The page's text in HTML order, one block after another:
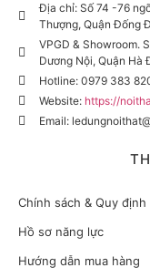
Địa chỉ: Số 74 -76
Thượng, Quận Đống
VPGD & Showroom.
Dương Nội, Quận Hà
Hotline: 0979 383
Website: https://
Email:
Chính sách & Quy định
Hồ sơ năng lực
Hướng dẫn mua hàng